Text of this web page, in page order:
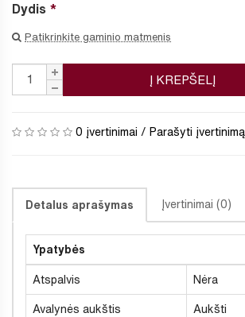
Dydis
Patikrinkite gaminio matmenis
Į KREPŠELĮ
0 įvertinimai / Parašyti įvertinimą
Detalus aprašymas Įvertinimai (0)
Ypatybės
Atspalvis Nėra
Avalynės aukštis Aukšti